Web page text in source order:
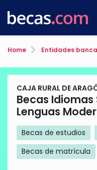
Home Entidades
CAJA RURAL DE
Becas Idiomas
Lenguas
Becas de estudios
Becas de matrícula